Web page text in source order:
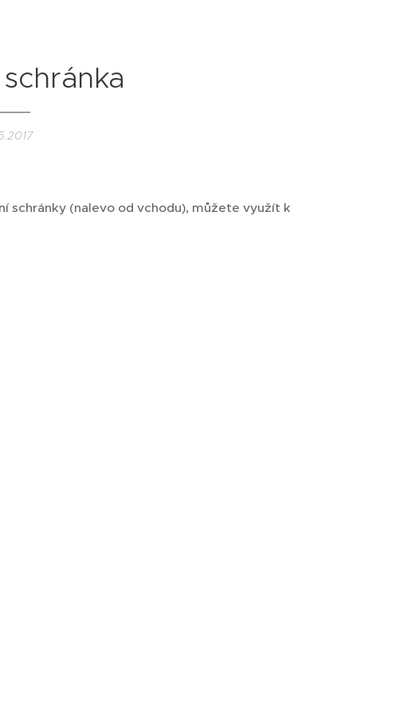
schránky (nalevo od vchodu), můžete využít k